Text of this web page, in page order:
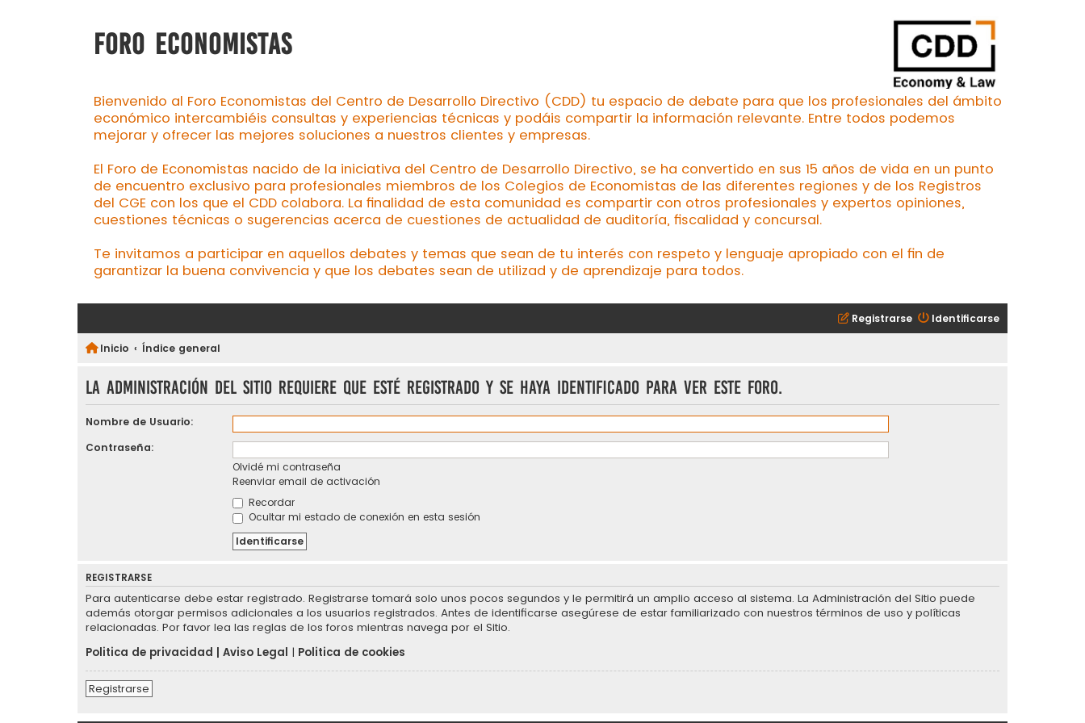
FORO ECONOMISTAS
Bienvenido al Foro Economistas del Centro de Desarrollo Directivo (CDD) tu espacio de debate para que los profesionales del ámbito
económico intercambiéis consultas y experiencias técnicas y podáis compartir la información relevante. Entre todos podemos
mejorar y ofrecer las mejores soluciones a nuestros clientes y empresas.
El Foro de Economistas nacido de la iniciativa del Centro de Desarrollo Directivo, se ha convertido en sus 15 años de vida en un punto
de encuentro exclusivo para profesionales miembros de los Colegios de Economistas de las diferentes regiones y de los Registros
del CGE con los que el CDD colabora. La finalidad de esta comunidad es compartir con otros profesionales y expertos opiniones,
cuestiones técnicas o sugerencias acerca de cuestiones de actualidad de auditoría, fiscalidad y concursal.
Te invitamos a participar en aquellos debates y temas que sean de tu interés con respeto y lenguaje apropiado con el fin de
garantizar la buena convivencia y que los debates sean de utilizad y de aprendizaje para todos.
Identificarse
Registrarse
Inicio Índice general
La Administración del Sitio requiere que esté registrado y se haya identificado para ver este foro.
Nombre de Usuario:
Contraseña:
Olvidé mi contraseña
Reenviar email de activación
Recordar
Ocultar mi estado de conexión en esta sesión
REGISTRARSE
Para autenticarse debe estar registrado. Registrarse tomará solo unos pocos segundos y le permitirá un amplio acceso al sistema. La Administración del Sitio puede
además otorgar permisos adicionales a los usuarios registrados. Antes de identificarse asegúrese de estar familiarizado con nuestros términos de uso y políticas
relacionadas. Por favor lea las reglas de los foros mientras navega por el Sitio.
Politica de privacidad
Aviso Legal | Politica de cookies
Registrarse